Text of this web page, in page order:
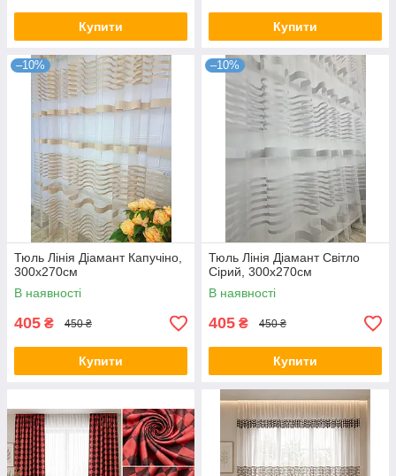
Купити Купити
–10%
Тюль Лінія Діамант Капучіно,
300х270см
В наявності
405 ₴ 450 ₴
Купити
–10%
Тюль Лінія Діамант Світло
Сірий, 300х270см
В наявності
405 ₴ 450 ₴
Купити